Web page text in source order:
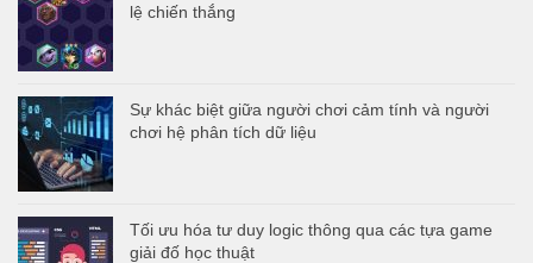
lệ chiến thắng
Sự khác biệt giữa người chơi cảm tính và người
chơi hệ phân tích dữ liệu
Tối ưu hóa tư duy logic thông qua các tựa game
giải đố học thuật